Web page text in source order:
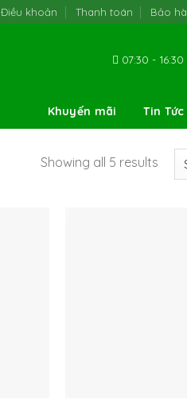
Điều khoản Thanh toán Bảo
07:30 - 16:30
Khuyến mãi Tin
Showing all 5 results